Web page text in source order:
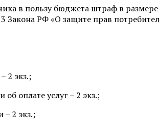
в пользу бюджета штраф в
Закона РФ «О защите прав
2 экз.;
об оплате услуг – 2 экз.;
– 2 экз.;